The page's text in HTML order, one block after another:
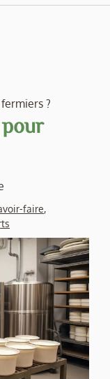
?
faire,